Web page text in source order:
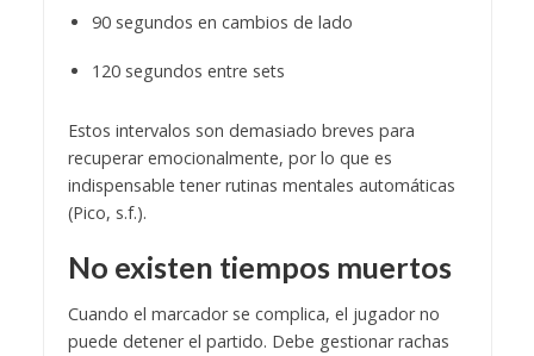
90 segundos en cambios de lado
120 segundos entre sets
Estos intervalos son demasiado breves para
recuperar emocionalmente, por lo que es
indispensable tener rutinas mentales automáticas
(Pico, s.f.).
No existen tiempos muertos
Cuando el marcador se complica, el jugador no
puede detener el partido. Debe gestionar rachas